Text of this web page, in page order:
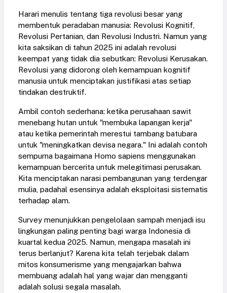
Harari menulis tentang tiga revolusi besar yang
membentuk peradaban manusia: Revolusi Kognitif,
Revolusi Pertanian, dan Revolusi Industri. Namun yang
kita saksikan di tahun 2025 ini adalah revolusi
keempat yang tidak dia sebutkan: Revolusi Kerusakan.
Revolusi yang didorong oleh kemampuan kognitif
manusia untuk menciptakan justifikasi atas setiap
tindakan destruktif.
Ambil contoh sederhana: ketika perusahaan sawit
menebang hutan untuk "membuka lapangan kerja"
atau ketika pemerintah merestui tambang batubara
untuk "meningkatkan devisa negara." Ini adalah contoh
sempurna bagaimana Homo sapiens menggunakan
kemampuan bercerita untuk melegitimasi perusakan.
Kita menciptakan narasi pembangunan yang terdengar
mulia, padahal esensinya adalah eksploitasi sistematis
terhadap alam.
Survey menunjukkan pengelolaan sampah menjadi isu
lingkungan paling penting bagi warga Indonesia di
kuartal kedua 2025. Namun, mengapa masalah ini
terus berlanjut? Karena kita telah terjebak dalam
mitos konsumerisme yang mengajarkan bahwa
membuang adalah hal yang wajar dan mengganti
adalah solusi segala masalah.